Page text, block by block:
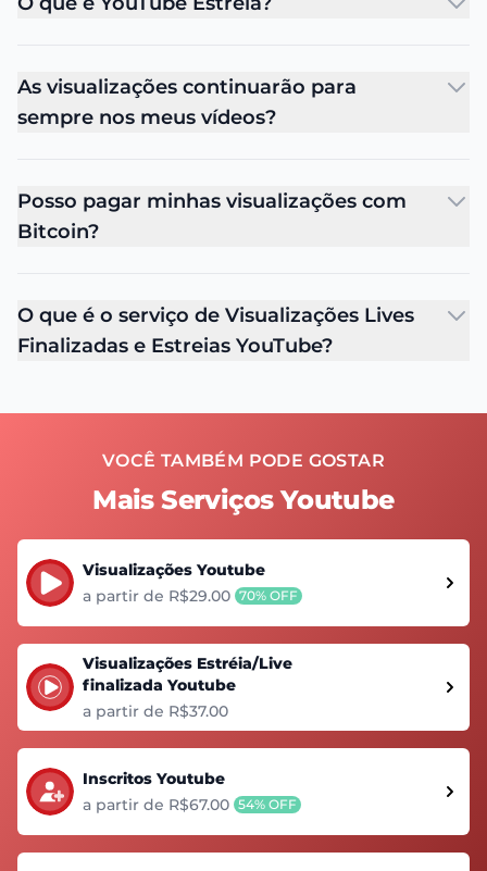
As visualizações continuarão para
sempre nos meus vídeos?
Posso pagar minhas visualizações com
Bitcoin?
O que é o serviço de Visualizações Lives
Finalizadas e Estreias YouTube?
VOCÊ TAMBÉM PODE GOSTAR
Mais Serviços Youtube
Visualizações Youtube
a partir de R$29.00 70% OFF
Visualizações Estréia/Live
finalizada Youtube
a partir de R$37.00
Inscritos Youtube
a partir de R$67.00 54% OFF